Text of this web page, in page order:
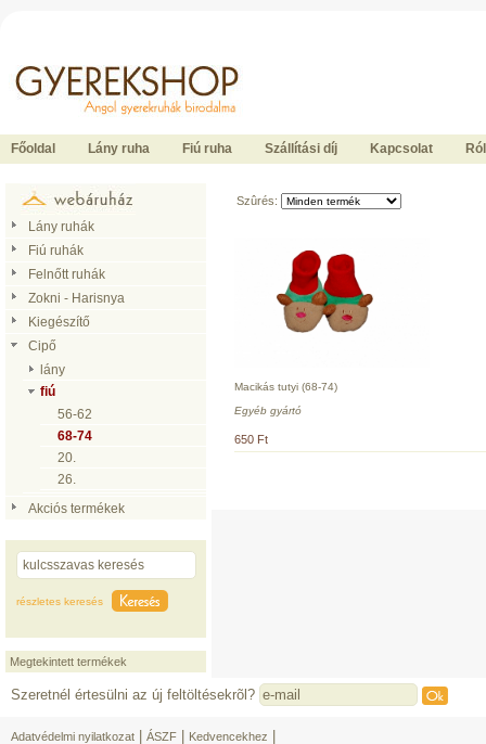
Főoldal Lány ruha Fiú ruha Szállítási díj Kapcsolat
Lány ruhák
Fiú ruhák
Felnőtt ruhák
Zokni - Harisnya
Kiegészítő
Cipő
lány
fiú
56-62
68-74
20.
26.
Akciós termékek
részletes keresés
Megtekintett termékek
Szûrés:
Macikás tutyi (68-74)
Egyéb gyártó
650 Ft
Szeretnél értesülni az új feltöltésekrõl?
Adatvédelmi nyilatkozat ÁSZF Kedvencekhez